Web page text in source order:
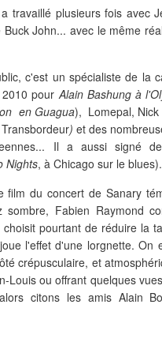
travaillé plusieurs fois avec
John... avec le même
c'est un spécialiste de la
2010 pourAlain Bashung à
en Guagua), Lomepal, Nick
) et des
Il a aussi signé
Nights, à Chicago sur le blues).
du concert de Sanary
Fabien Raymond
pourtant de réduire la
l'effet d'une lorgnette. On
crépusculaire, et
Louis ou offrant quelques
citons les amis Alain